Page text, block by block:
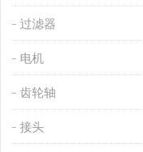
过滤器
电机
齿轮轴
接头